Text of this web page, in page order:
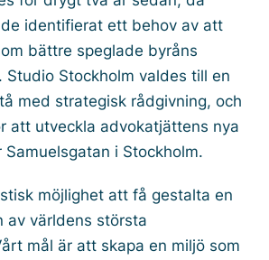
identifierat ett behov av att
bättre speglade byråns
Studio Stockholm valdes till en
med strategisk rådgivning, och
att utveckla advokatjättens nya
i Stockholm.
möjlighet att få gestalta en
av världens största
mål är att skapa en miljö som